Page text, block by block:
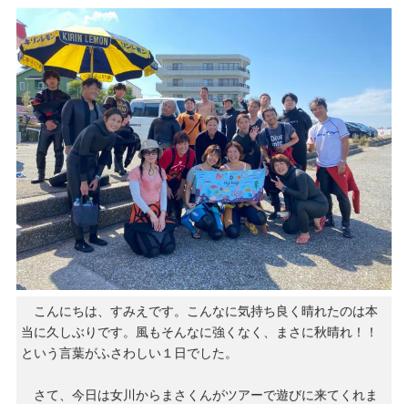
こんにちは、すみえです。こんなに気持ち良く晴れたのは本
当に久しぶりです。風もそんなに強くなく、まさに秋晴れ！！
という言葉がふさわしい１日でした。
さて、今日は女川からまさくんがツアーで遊びに来てくれま